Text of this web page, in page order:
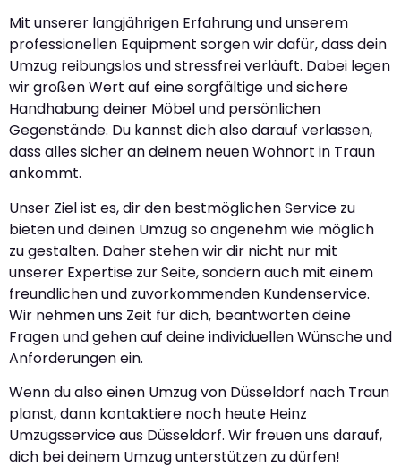
Mit unserer langjährigen Erfahrung und unserem
professionellen Equipment sorgen wir dafür, dass dein
Umzug reibungslos und stressfrei verläuft. Dabei legen
wir großen Wert auf eine sorgfältige und sichere
Handhabung deiner Möbel und persönlichen
Gegenstände. Du kannst dich also darauf verlassen,
dass alles sicher an deinem neuen Wohnort in Traun
ankommt.
Unser Ziel ist es, dir den bestmöglichen Service zu
bieten und deinen Umzug so angenehm wie möglich
zu gestalten. Daher stehen wir dir nicht nur mit
unserer Expertise zur Seite, sondern auch mit einem
freundlichen und zuvorkommenden Kundenservice.
Wir nehmen uns Zeit für dich, beantworten deine
Fragen und gehen auf deine individuellen Wünsche und
Anforderungen ein.
Wenn du also einen Umzug von Düsseldorf nach Traun
planst, dann kontaktiere noch heute Heinz
Umzugsservice aus Düsseldorf. Wir freuen uns darauf,
dich bei deinem Umzug unterstützen zu dürfen!